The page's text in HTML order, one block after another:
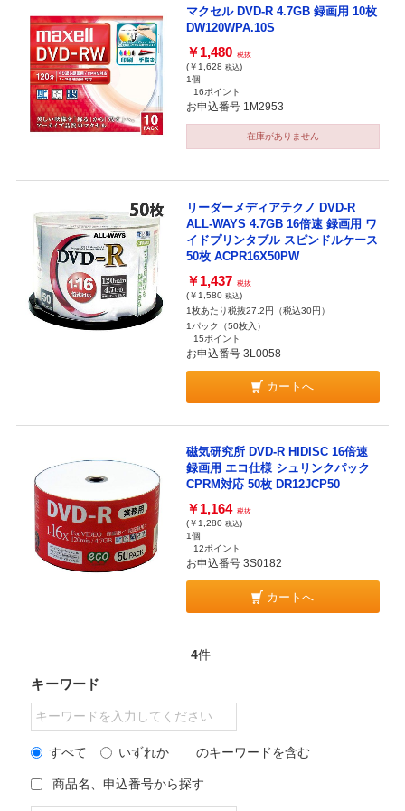
マクセル DVD-R 4.7GB 録画用 10枚
DW120WPA.10S
￥1,480 税抜
(￥1,628 税込)
1個
16ポイント
お申込番号 1M2953
在庫がありません
リーダーメディアテクノ DVD-R
ALL-WAYS 4.7GB 16倍速 録画用 ワ
イドプリンタブル スピンドルケース
50枚 ACPR16X50PW
￥1,437 税抜
(￥1,580 税込)
1枚あたり税抜27.2円（税込30円）
1パック（50枚入）
15ポイント
お申込番号 3L0058
カートへ
磁気研究所 DVD-R HIDISC 16倍速
録画用 エコ仕様 シュリンクパック
CPRM対応 50枚 DR12JCP50
￥1,164 税抜
(￥1,280 税込)
1個
12ポイント
お申込番号 3S0182
カートへ
4件
キーワード
すべて いずれか のキーワードを含む
商品名、申込番号から探す